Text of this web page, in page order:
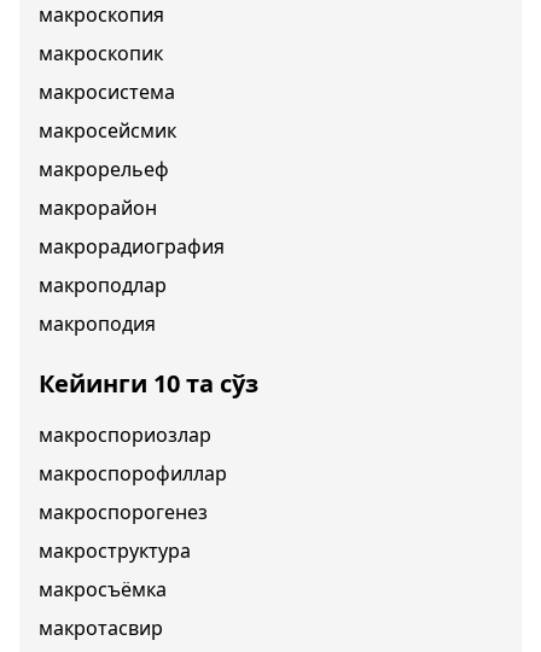
макроскопия
макроскопик
макросистема
макросейсмик
макрорельеф
макрорайон
макрорадиография
макроподлар
макроподия
Кейинги 10 та сўз
макроспориозлар
макроспорофиллар
макроспорогенез
макроструктура
макросъёмка
макротасвир